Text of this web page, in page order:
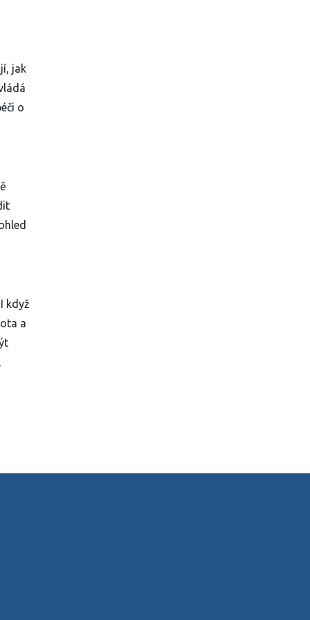
jak
o
když
a